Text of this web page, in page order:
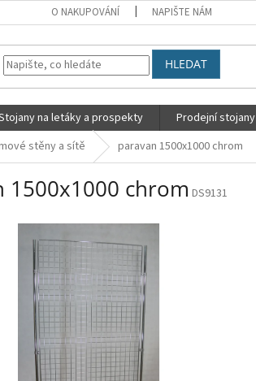
O NAKUPOVÁNÍ NAPIŠTE NÁM
HLEDAT
na letáky a prospekty Prodejní stojany
stěny a sítě paravan 1500x1000 chrom
1500x1000 chrom DS9131